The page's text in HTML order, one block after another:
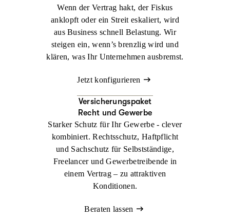
Wenn der Vertrag hakt, der Fiskus
anklopft oder ein Streit eskaliert, wird
aus Business schnell Belastung. Wir
steigen ein, wenn’s brenzlig wird und
klären, was Ihr Unternehmen ausbremst.
Jetzt konfigurieren
Versicherungspaket
Recht und Gewerbe
Starker Schutz für Ihr Gewerbe - clever
kombiniert. Rechtsschutz, Haftpflicht
und Sachschutz für Selbstständige,
Freelancer und Gewerbetreibende in
einem Vertrag – zu attraktiven
Konditionen.
Beraten lassen